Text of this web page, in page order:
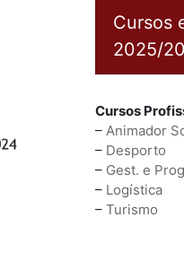
Cursos
2025/
Cursos
– Animador
– Desporto
– Gest. e
– Logística
– Turismo